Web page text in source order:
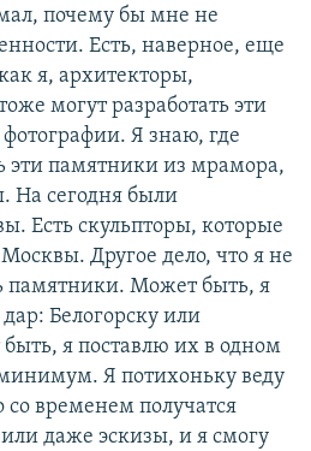
почему бы мне не
Есть, наверное, еще
я, архитекторы,
могут разработать эти
Я знаю, где
эти памятники из мрамора,
На сегодня были
Есть скульпторы, которые
Другое дело, что я не
памятники. Может быть, я
Белогорску или
я поставлю их в одном
Я потихоньку веду
со временем получатся
даже эскизы, и я смогу